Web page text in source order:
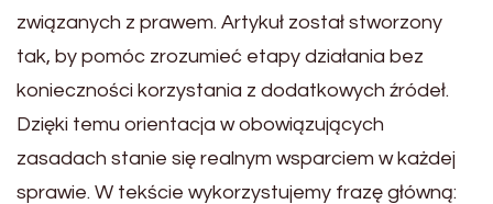
związanych z prawem. Artykuł został stworzony
tak, by pomóc zrozumieć etapy działania bez
konieczności korzystania z dodatkowych źródeł.
Dzięki temu orientacja w obowiązujących
zasadach stanie się realnym wsparciem w każdej
sprawie. W tekście wykorzystujemy frazę główną: